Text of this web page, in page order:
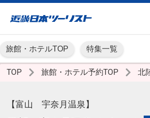
旅館・ホテルTOP 特集一覧
TOP 旅館・ホテル予約TOP 北
【富山 宇奈月温泉】